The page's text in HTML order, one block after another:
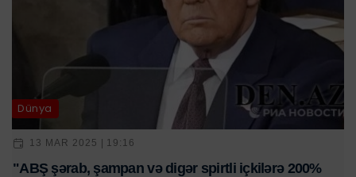
Dünya
13 MAR 2025 | 19:16
"ABŞ şərab, şampan və digər spirtli içkilərə 200%